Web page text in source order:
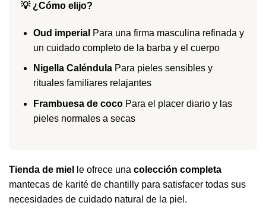
💡 ¿Cómo elijo?
Oud imperial Para una firma masculina refinada y
un cuidado completo de la barba y el cuerpo
Nigella CaléndulaPara pieles sensibles y
rituales familiares relajantes
Frambuesa de cocoPara el placer diario y las
pieles normales a secas
Tienda de miel le ofrece una colección completa
mantecas de karité de chantilly para satisfacer todas sus
necesidades de cuidado natural de la piel.